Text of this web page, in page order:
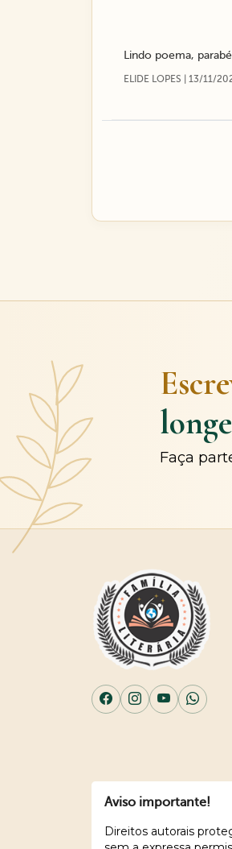
Lindo poema,
ELIDE LOPES | 13/11/
Faça
Aviso importante!
Direitos autorais